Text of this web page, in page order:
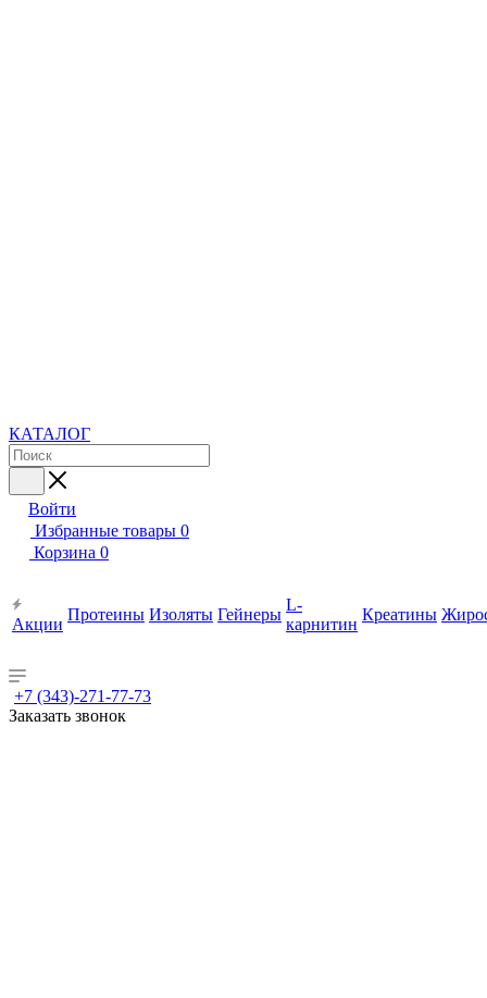
КАТАЛОГ
Войти
Избранные товары 0
Корзина 0
Акции
Протеины Изоляты Гейнеры
L-
карнитин
Креатины
+7 (343)-271-77-73
Заказать звонок